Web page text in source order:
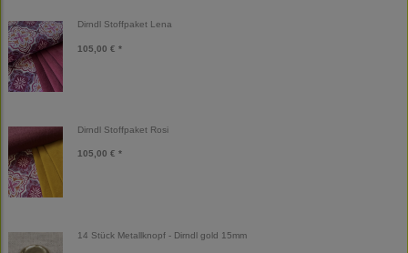
Dirndl Stoffpaket Lena
105,00 € *
Dirndl Stoffpaket Rosi
105,00 € *
14 Stück Metallknopf - Dirndl gold 15mm